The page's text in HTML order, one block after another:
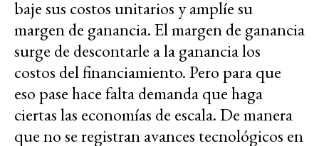
baje sus costos unitarios y amplíe su
margen de ganancia. El margen de ganancia
surge de descontarle a la ganancia los
costos del financiamiento. Pero para que
eso pase hace falta demanda que haga
ciertas las economías de escala. De manera
que no se registran avances tecnológicos en